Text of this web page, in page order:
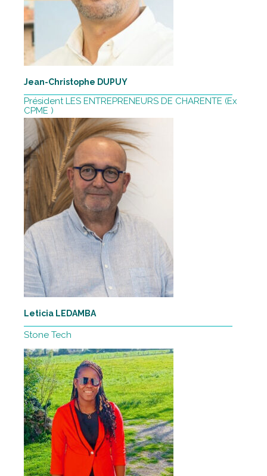
Jean-Christophe DUPUY
Président LES ENTREPRENEURS DE CHARENTE (Ex
CPME )
Leticia LEDAMBA
Stone Tech